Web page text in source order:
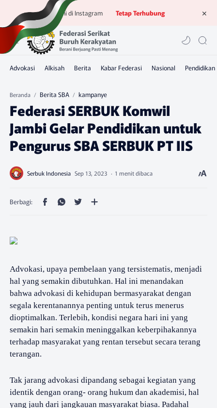
Ikuti kami di Instagram Tetap Terhubung
Beranda Berita SBA kampanye
Federasi SERBUK Komwil
Jambi Gelar Pendidikan untuk
Pengurus SBA SERBUK PT IIS
1 menit dibaca
Advokasi, upaya pembelaan yang tersistematis, menjadi
hal yang semakin dibutuhkan. Hal ini menandakan
bahwa advokasi di kehidupan bermasyarakat dengan
segala kerentanannya penting untuk terus menerus
dioptimalkan. Terlebih, kondisi negara hari ini yang
semakin hari semakin meninggalkan keberpihakannya
terhadap masyarakat yang rentan tersebut secara terang
terangan.
Tak jarang advokasi dipandang sebagai kegiatan yang
identik dengan orang- orang hukum dan akademisi, hal
yang jauh dari jangkauan masyarakat biasa. Padahal